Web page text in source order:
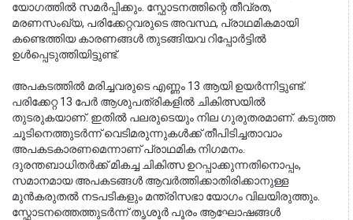
യോഗത്തിൽ സമർപ്പിക്കും. സ്ഫോടനത്തിന്റെ തീവ്രത,
മരണസംഖ്യ, പരിക്കേറ്റവരുടെ അവസ്ഥ, പ്രാഥമികമായി
കണ്ടെത്തിയ കാരണങ്ങൾ തുടങ്ങിയവ റിപ്പോർട്ടിൽ
ഉൾപ്പെടുത്തിയിട്ടുണ്ട്.
അപകടത്തിൽ മരിച്ചവരുടെ എണ്ണം 13 ആയി ഉയർന്നിട്ടുണ്ട്.
പരിക്കേറ്റ 13 പേർ ആശുപത്രികളിൽ ചികിത്സയിൽ
തുടരുകയാണ്. ഇതിൽ പലരുടെയും നില ഗുരുതരമാണ്. കടുത്ത
ചൂടിനെത്തുടർന്ന് വെടിമരുന്നുകൾക്ക് തീപിടിച്ചതാവാം
അപകടകാരണമെന്നാണ് പ്രാഥമിക നിഗമനം.
ദുരന്തബാധിതർക്ക് മികച്ച ചികിത്സ ഉറപ്പാക്കുന്നതിനൊപ്പം,
സമാനമായ അപകടങ്ങൾ ആവർത്തിക്കാതിരിക്കാനുള്ള
മുൻകരുതൽ നടപടികളും മന്ത്രിസഭാ യോഗം വിലയിരുത്തും.
സ്ഫോടനത്തെത്തുടർന്ന് തൃശൂർ പൂരം ആഘോഷങ്ങൾ